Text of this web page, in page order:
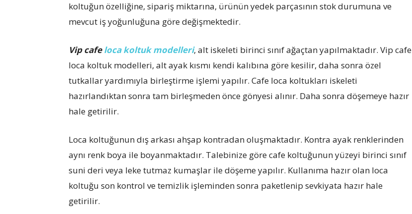
koltuğun özelliğine, sipariş miktarına, ürünün yedek parçasının stok durumuna ve
mevcut iş yoğunluğuna göre değişmektedir.
Vip cafeloca koltuk modelleri, alt iskeleti birinci sınıf ağaçtan yapılmaktadır. Vip cafe
loca koltuk modelleri, alt ayak kısmı kendi kalıbına göre kesilir, daha sonra özel
tutkallar yardımıyla birleştirme işlemi yapılır. Cafe loca koltukları iskeleti
hazırlandıktan sonra tam birleşmeden önce gönyesi alınır. Daha sonra döşemeye hazır
hale getirilir.
Loca koltuğunun dış arkası ahşap kontradan oluşmaktadır. Kontra ayak renklerinden
aynı renk boya ile boyanmaktadır. Talebinize göre cafe koltuğunun yüzeyi birinci sınıf
suni deri veya leke tutmaz kumaşlar ile döşeme yapılır. Kullanıma hazır olan loca
koltuğu son kontrol ve temizlik işleminden sonra paketlenip sevkiyata hazır hale
getirilir.